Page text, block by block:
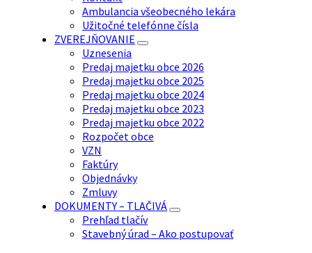
Ambulancia všeobecného lekára
Užitočné telefónne čísla
ZVEREJŇOVANIE
Uznesenia
Predaj majetku obce 2026
Predaj majetku obce 2025
Predaj majetku obce 2024
Predaj majetku obce 2023
Predaj majetku obce 2022
Rozpočet obce
VZN
Faktúry
Objednávky
Zmluvy
DOKUMENTY – TLAČIVÁ
Prehľad tlačív
Stavebný úrad – Ako postupovať